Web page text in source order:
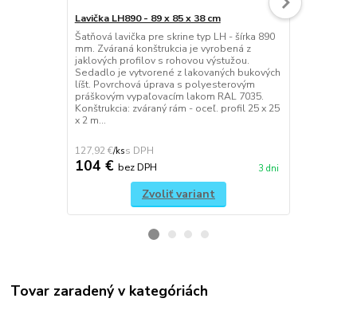
Lavička LH890 - 89 x 85 x 38 cm
Šatňová lavička pre skrine typ LH - šírka 890
mm. Zváraná konštrukcia je vyrobená z
jaklových profilov s rohovou výstužou.
Sedadlo je vytvorené z lakovaných bukových
líšt. Povrchová úprava s polyesterovým
práškovým vypaľovacím lakom RAL 7035.
Konštrukcia: zváraný rám - oceľ. profil 25 x 25
x 2 m...
127,92 €/ks
104 € bez DPH 3 dni
Zvoliť variant
Šatňová
Tovar zaradený v kategóriách